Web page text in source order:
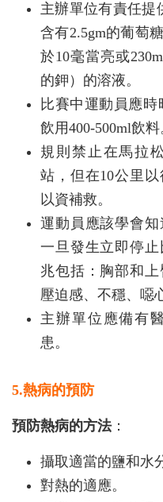
主辦單位有責任提
含有2.5gm的葡萄
於10毫當亮或
的鉀）的溶液。
比賽中運動員應時
飲用400-500ml飲料
規則禁止在馬拉
站，但在10公里
以資補救。
運動員應該學會知
一旦發生立即停
兆包括：胸部和
壓迫感、不穩、噁
主辦單位應備有
患。
5.熱病的預防
預防熱病的方法：
攝取適當的鹽和水
對熱的適應。